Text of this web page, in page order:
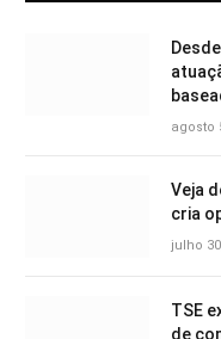
agosto
Veja
cria
julho
TSE
de